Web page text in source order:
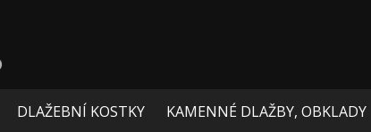
DLAŽEBNÍ KOSTKY KAMENNÉ DLAŽBY, OBKLADY